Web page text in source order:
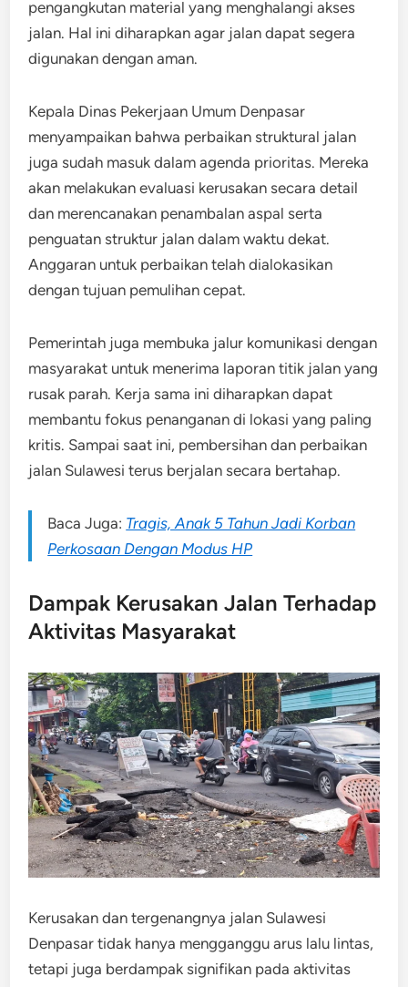
pengangkutan material yang menghalangi akses
jalan. Hal ini diharapkan agar jalan dapat segera
digunakan dengan aman.
Kepala Dinas Pekerjaan Umum Denpasar
menyampaikan bahwa perbaikan struktural jalan
juga sudah masuk dalam agenda prioritas. Mereka
akan melakukan evaluasi kerusakan secara detail
dan merencanakan penambalan aspal serta
penguatan struktur jalan dalam waktu dekat.
Anggaran untuk perbaikan telah dialokasikan
dengan tujuan pemulihan cepat.
Pemerintah juga membuka jalur komunikasi dengan
masyarakat untuk menerima laporan titik jalan yang
rusak parah. Kerja sama ini diharapkan dapat
membantu fokus penanganan di lokasi yang paling
kritis. Sampai saat ini, pembersihan dan perbaikan
jalan Sulawesi terus berjalan secara bertahap.
Baca Juga: Tragis, Anak 5 Tahun Jadi Korban
Perkosaan Dengan Modus HP
Dampak Kerusakan Jalan Terhadap
Aktivitas Masyarakat
Kerusakan dan tergenangnya jalan Sulawesi
Denpasar tidak hanya mengganggu arus lalu lintas,
tetapi juga berdampak signifikan pada aktivitas